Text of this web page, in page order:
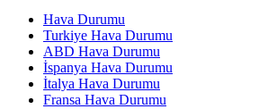
Hava Durumu
Turkiye Hava Durumu
ABD Hava Durumu
İspanya Hava Durumu
İtalya Hava Durumu
Fransa Hava Durumu